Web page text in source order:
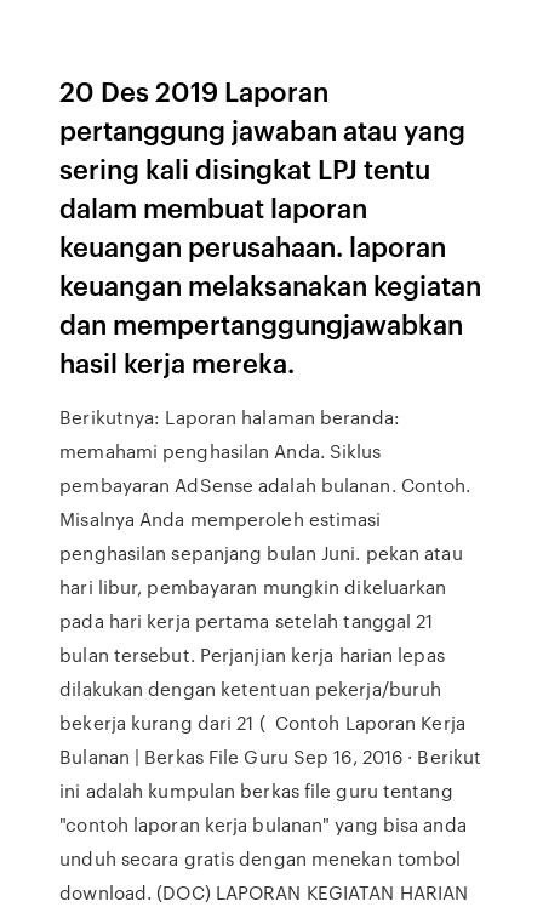
20 Des 2019 Laporan
pertanggung jawaban atau yang
sering kali disingkat LPJ tentu
dalam membuat laporan
keuangan perusahaan. laporan
keuangan melaksanakan kegiatan
dan mempertanggungjawabkan
hasil kerja mereka.
Berikutnya: Laporan halaman beranda:
memahami penghasilan Anda. Siklus
pembayaran AdSense adalah bulanan. Contoh.
Misalnya Anda memperoleh estimasi
penghasilan sepanjang bulan Juni. pekan atau
hari libur, pembayaran mungkin dikeluarkan
pada hari kerja pertama setelah tanggal 21
bulan tersebut. Perjanjian kerja harian lepas
dilakukan dengan ketentuan pekerja/buruh
bekerja kurang dari 21 ( Contoh Laporan Kerja
Bulanan | Berkas File Guru Sep 16, 2016 · Berikut
ini adalah kumpulan berkas file guru tentang
"contoh laporan kerja bulanan" yang bisa anda
unduh secara gratis dengan menekan tombol
download. (DOC) LAPORAN KEGIATAN HARIAN